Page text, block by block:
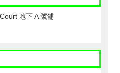
地下 A 號舖